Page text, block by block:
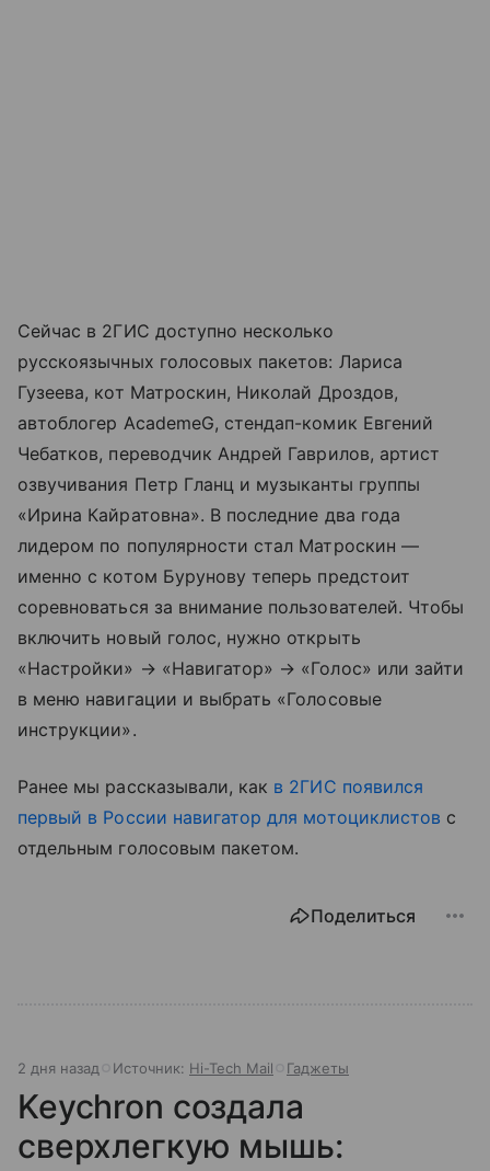
Сейчас в 2ГИС доступно несколько
русскоязычных голосовых пакетов: Лариса
Гузеева, кот Матроскин, Николай Дроздов,
автоблогер AcademeG, стендап-комик Евгений
Чебатков, переводчик Андрей Гаврилов, артист
озвучивания Петр Гланц и музыканты группы
«Ирина Кайратовна». В последние два года
лидером по популярности стал Матроскин —
именно с котом Бурунову теперь предстоит
соревноваться за внимание пользователей. Чтобы
включить новый голос, нужно открыть
«Настройки» → «Навигатор» → «Голос» или зайти
в меню навигации и выбрать «Голосовые
инструкции».
Ранее мы рассказывали, как в 2ГИС появился
первый в России навигатор для мотоциклистов с
отдельным голосовым пакетом.
Поделиться
2 дня назад Источник: Hi-Tech Mail Гаджеты
Keychron создала
сверхлегкую мышь: